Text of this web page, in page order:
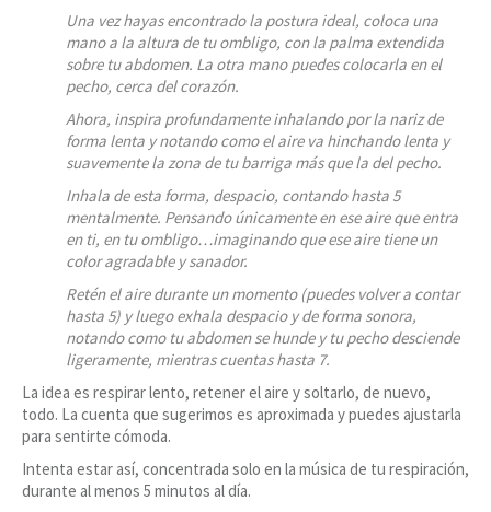
Una vez hayas encontrado la postura ideal, coloca una
mano a la altura de tu ombligo, con la palma extendida
sobre tu abdomen. La otra mano puedes colocarla en el
pecho, cerca del corazón.
Ahora, inspira profundamente inhalando por la nariz de
forma lenta y notando como el aire va hinchando lenta y
suavemente la zona de tu barriga más que la del pecho.
Inhala de esta forma, despacio, contando hasta 5
mentalmente. Pensando únicamente en ese aire que entra
en ti, en tu ombligo…imaginando que ese aire tiene un
color agradable y sanador.
Retén el aire durante un momento (puedes volver a contar
hasta 5) y luego exhala despacio y de forma sonora,
notando como tu abdomen se hunde y tu pecho desciende
ligeramente, mientras cuentas hasta 7.
La idea es respirar lento, retener el aire y soltarlo, de nuevo,
todo. La cuenta que sugerimos es aproximada y puedes ajustarla
para sentirte cómoda.
Intenta estar así, concentrada solo en la música de tu respiración,
durante al menos 5 minutos al día.